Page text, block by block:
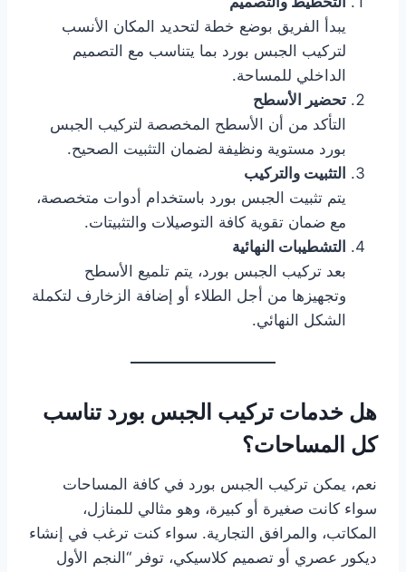
يبدأ الفريق بوضع خطة لتحديد المكان الأنسب
لتركيب الجبس بورد بما يتناسب مع التصميم
الداخلي للمساحة.
تحضير الأسطح
التأكد من أن الأسطح المخصصة لتركيب الجبس
بورد مستوية ونظيفة لضمان التثبيت الصحيح.
التثبيت والتركيب
يتم تثبيت الجبس بورد باستخدام أدوات متخصصة،
مع ضمان تقوية كافة التوصيلات والتثبيتات.
التشطيبات النهائية
بعد تركيب الجبس بورد، يتم تلميع الأسطح
وتجهيزها من أجل الطلاء أو إضافة الزخارف لتكملة
الشكل النهائي.
هل خدمات تركيب الجبس بورد تناسب
كل المساحات؟
نعم، يمكن تركيب الجبس بورد في كافة المساحات
سواء كانت صغيرة أو كبيرة، وهو مثالي للمنازل،
المكاتب، والمرافق التجارية. سواء كنت ترغب في إنشاء
ديكور عصري أو تصميم كلاسيكي، توفر “النجم الأول